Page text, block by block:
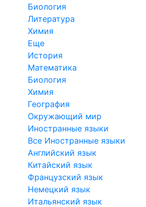
Биология
Литература
Химия
Еще
История
Математика
Биология
Химия
География
Окружающий мир
Иностранные языки
Все Иностранные языки
Английский язык
Китайский язык
Французский язык
Немецкий язык
Итальянский язык